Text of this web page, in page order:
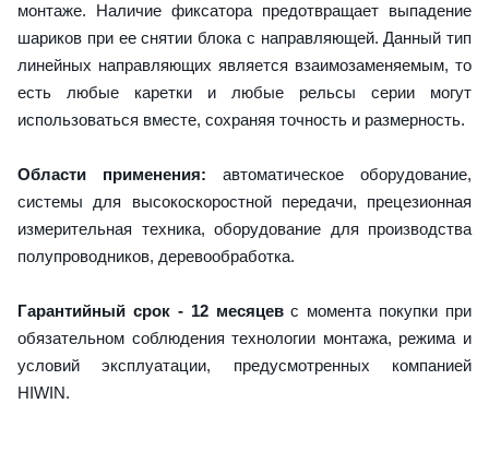
монтаже. Наличие фиксатора предотвращает выпадение
шариков при ее снятии блока с направляющей. Данный тип
линейных направляющих является взаимозаменяемым, то
есть любые каретки и любые рельсы серии могут
использоваться вместе, сохраняя точность и размерность.
Области применения: автоматическое оборудование,
системы для высокоскоростной передачи, прецезионная
измерительная техника, оборудование для производства
полупроводников, деревообработка.
Гарантийный срок - 12 месяцевс момента покупки при
обязательном соблюдения технологии монтажа, режима и
условий эксплуатации, предусмотренных компанией
HIWIN.